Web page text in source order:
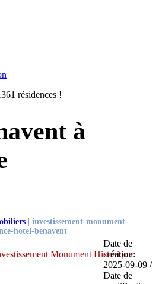
résidences !
à
|investissement-monument-
hotel-benavent
Monument Historique
Date de
création:
2025-09-09 /
Date de